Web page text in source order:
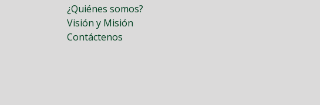
¿Quiénes somos?
Visión y Misión
Contáctenos